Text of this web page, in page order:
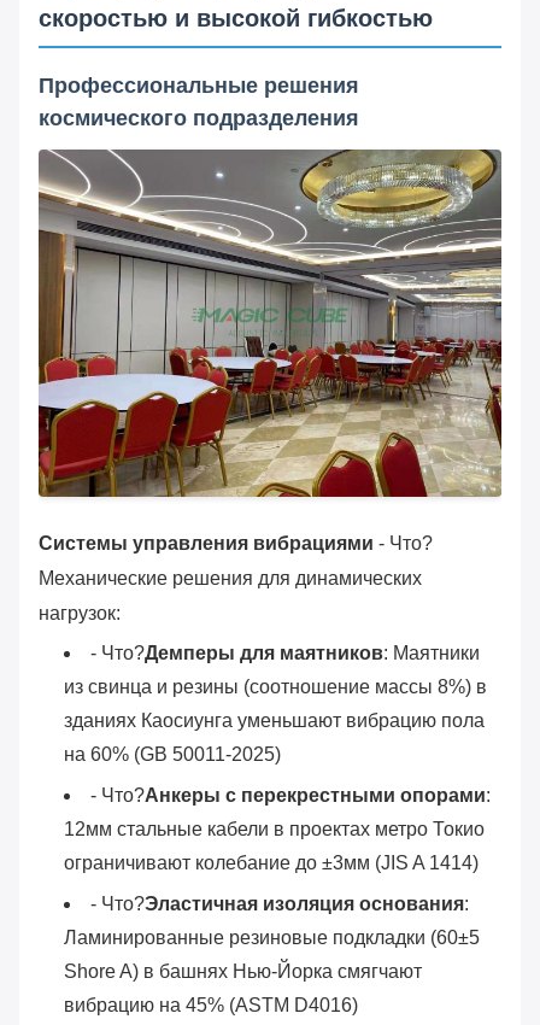
скоростью и высокой гибкостью
Профессиональные решения
космического подразделения
Системы управления вибрациями - Что?
Механические решения для динамических
нагрузок:
- Что?Демперы для маятников: Маятники
из свинца и резины (соотношение массы 8%) в
зданиях Каосиунга уменьшают вибрацию пола
на 60% (GB 50011-2025)
- Что?Анкеры с перекрестными опорами:
12мм стальные кабели в проектах метро Токио
ограничивают колебание до ±3мм (JIS A 1414)
- Что?Эластичная изоляция основания:
Ламинированные резиновые подкладки (60±5
Shore A) в башнях Нью-Йорка смягчают
вибрацию на 45% (ASTM D4016)